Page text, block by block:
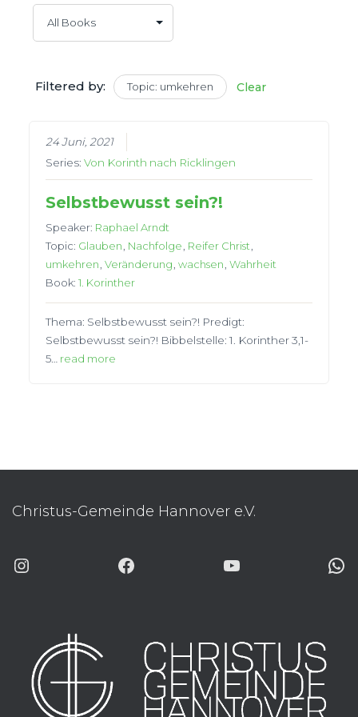
Filtered by: Topic: umkehren Clear
24 Juni, 2021
Series:Von Korinth nach Ricklingen
Selbstbewusst sein?!
Speaker: Raphael Arndt
Topic: Glauben Nachfolge Reifer Christ
umkehren ,Veränderung ,wachsen ,Wahrheit
Book:1. Korinther
Thema: Selbstbewusst sein?! Predigt:
Selbstbewusst sein?! Bibbelstelle: 1. Korinther 3,1-
5… read more
Christus-Gemeinde Hannover e.V.